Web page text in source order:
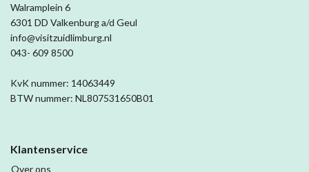
Walramplein 6
6301 DD Valkenburg a/d Geul
info@visitzuidlimburg.nl
043- 609 8500
KvK nummer: 14063449
BTW nummer: NL807531650B01
Klantenservice
Over ons